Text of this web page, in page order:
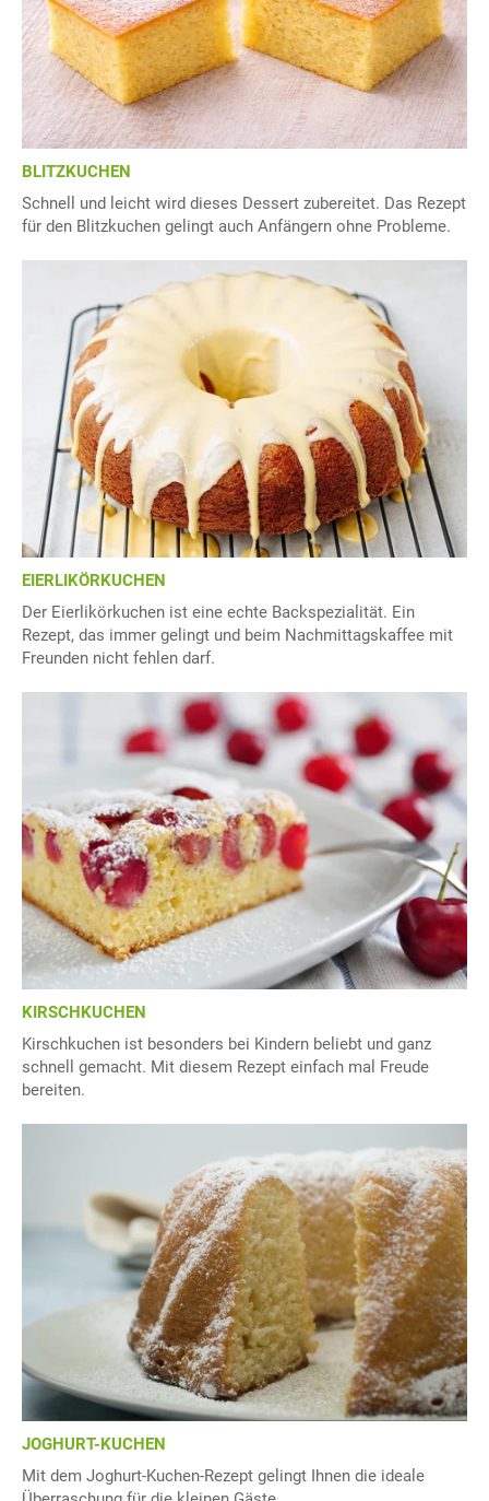
BLITZKUCHEN
Schnell und leicht wird dieses Dessert zubereitet. Das Rezept
für den Blitzkuchen gelingt auch Anfängern ohne Probleme.
EIERLIKÖRKUCHEN
Der Eierlikörkuchen ist eine echte Backspezialität. Ein
Rezept, das immer gelingt und beim Nachmittagskaffee mit
Freunden nicht fehlen darf.
KIRSCHKUCHEN
Kirschkuchen ist besonders bei Kindern beliebt und ganz
schnell gemacht. Mit diesem Rezept einfach mal Freude
bereiten.
JOGHURT-KUCHEN
Mit dem Joghurt-Kuchen-Rezept gelingt Ihnen die ideale